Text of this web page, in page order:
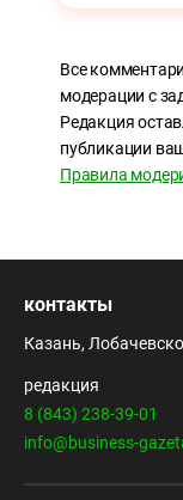
Все
модерации с
Редакция
публикации
Правила
контакты
Казань,
редакция
8 (843) 238-39-01
info@business-